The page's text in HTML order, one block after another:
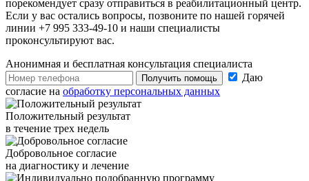
порекомендует сразу отправиться в реабилитационный центр.
Если у вас остались вопросы, позвоните по нашей горячей
линии +7 995 333-49-10 и наши специалисты
проконсультируют вас.
Анонимная и бесплатная консультация специалиста
Получить помощь
Даю
согласие на обработку персональных данных
Положительный результат
в течение трех недель
Добровольное согласие
на диагностику и лечение